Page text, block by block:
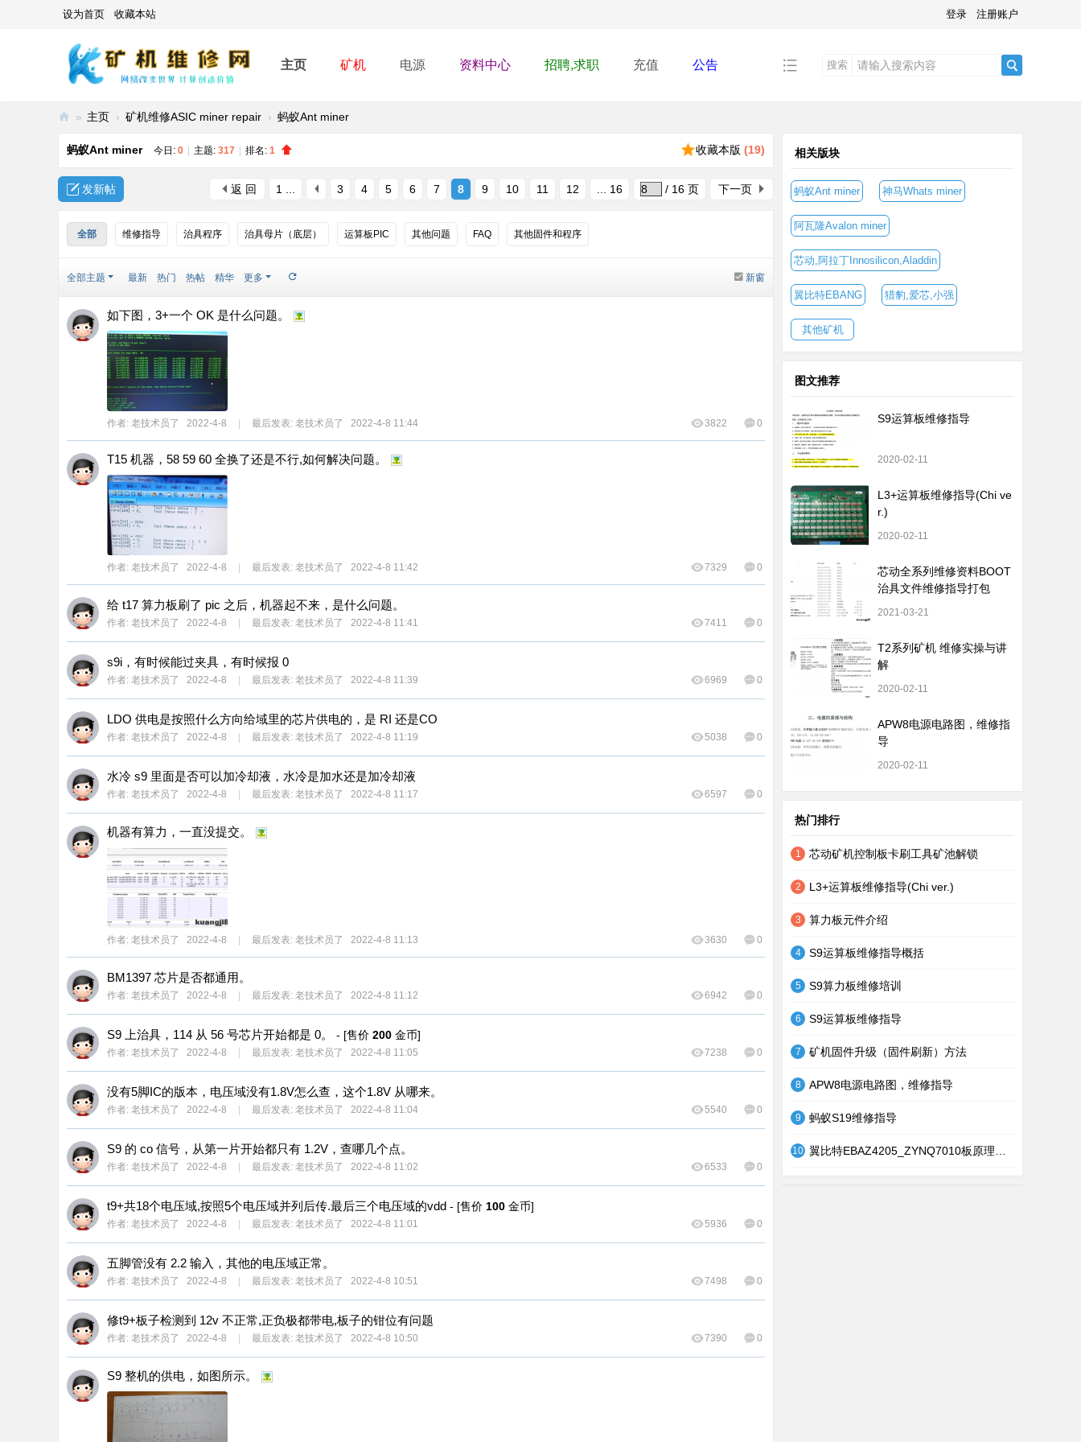
设为首页 收藏本站 登录 注册账户
主页 矿机 电源 资料中心 招聘,求职 充值 公告 搜索
维
A
C
air
» 主页 › 矿机维修ASIC miner repair › 蚂蚁Ant miner
收藏本版 (19)
蚂蚁Ant miner 今日: 0 主题: 317 排名: 1
1 ... 3 4 5 6 7 8 9 10 11 12 ... 16 / 16 页 下一页
返 回
发新帖
全部 维修指导 治具程序 治具母片（底层） 运算板PIC 其他问题 FAQ 其他固件和程序
新窗
全部主题 最新 热门 热帖 精华 更多
如下图，3+一个 OK 是什么问题。
作者: 老技术员了 2022-4-8 最后发表: 老技术员了 2022-4-8 11:44 0
3822
T15 机器，58 59 60 全换了还是不行,如何解决问题。
作者: 老技术员了 2022-4-8 最后发表: 老技术员了 2022-4-8 11:42 0
7329
给 t17 算力板刷了 pic 之后，机器起不来，是什么问题。
作者: 老技术员了 2022-4-8 最后发表: 老技术员了 2022-4-8 11:41 0
7411
s9i，有时候能过夹具，有时候报 0
作者: 老技术员了 2022-4-8 最后发表: 老技术员了 2022-4-8 11:39 0
6969
LDO 供电是按照什么方向给域里的芯片供电的，是 RI 还是CO
作者: 老技术员了 2022-4-8 最后发表: 老技术员了 2022-4-8 11:19 0
5038
水冷 s9 里面是否可以加冷却液，水冷是加水还是加冷却液
作者: 老技术员了 2022-4-8 最后发表: 老技术员了 2022-4-8 11:17 0
6597
机器有算力，一直没提交。
作者: 老技术员了 2022-4-8 最后发表: 老技术员了 2022-4-8 11:13 0
3630
BM1397 芯片是否都通用。
作者: 老技术员了 2022-4-8 最后发表: 老技术员了 2022-4-8 11:12 0
6942
S9 上治具，114 从 56 号芯片开始都是 0。 - [售价 200 金币]
作者: 老技术员了 2022-4-8 最后发表: 老技术员了 2022-4-8 11:05 0
7238
没有5脚IC的版本，电压域没有1.8V怎么查，这个1.8V 从哪来。
作者: 老技术员了 2022-4-8 最后发表: 老技术员了 2022-4-8 11:04 0
5540
S9 的 co 信号，从第一片开始都只有 1.2V，查哪几个点。
作者: 老技术员了 2022-4-8 最后发表: 老技术员了 2022-4-8 11:02 0
6533
t9+共18个电压域,按照5个电压域并列后传.最后三个电压域的vdd - [售价 100 金币]
作者: 老技术员了 2022-4-8 最后发表: 老技术员了 2022-4-8 11:01 0
5936
五脚管没有 2.2 输入，其他的电压域正常。
作者: 老技术员了 2022-4-8 最后发表: 老技术员了 2022-4-8 10:51 0
7498
修t9+板子检测到 12v 不正常,正负极都带电,板子的钳位有问题
作者: 老技术员了 2022-4-8 最后发表: 老技术员了 2022-4-8 10:50 0
7390
S9 整机的供电，如图所示。
相关版块
蚂蚁Ant miner 神马Whats miner
阿瓦隆Avalon miner
芯动,阿拉丁Innosilicon,Aladdin
翼比特EBANG 猎豹,爱芯,小强
其他矿机
图文推荐
S9运算板维修指导
2020-02-11
L3+运算板维修指导(Chi ve
r.)
2020-02-11
芯动全系列维修资料BOOT
治具文件维修指导打包
2021-03-21
T2系列矿机 维修实操与讲
解
2020-02-11
APW8电源电路图，维修指
导
2020-02-11
热门排行
1 芯动矿机控制板卡刷工具矿池解锁
2 L3+运算板维修指导(Chi ver.)
3 算力板元件介绍
4 S9运算板维修指导概括
5 S9算力板维修培训
6 S9运算板维修指导
7 矿机固件升级（固件刷新）方法
8 APW8电源电路图，维修指导
9 蚂蚁S19维修指导
10